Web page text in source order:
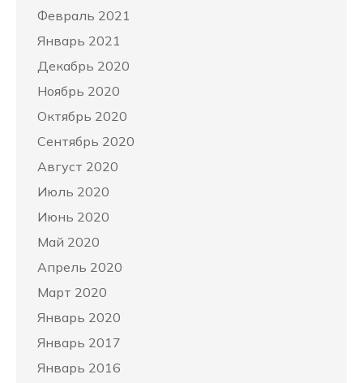
Февраль 2021
Январь 2021
Декабрь 2020
Ноябрь 2020
Октябрь 2020
Сентябрь 2020
Август 2020
Июль 2020
Июнь 2020
Май 2020
Апрель 2020
Март 2020
Январь 2020
Январь 2017
Январь 2016